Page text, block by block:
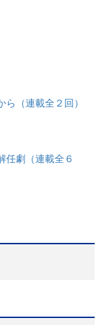
（連載全２回）
任劇（連載全６